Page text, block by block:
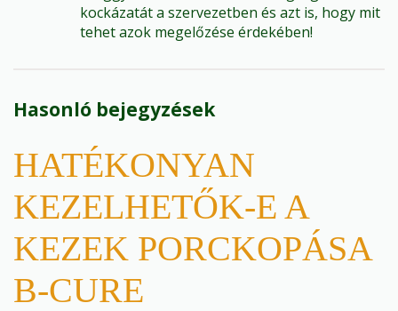
kockázatát a szervezetben és azt is, hogy mit
tehet azok megelőzése érdekében!
Hasonló bejegyzések
HATÉKONYAN
KEZELHETŐK-E A
KEZEK PORCKOPÁSA
B-CURE